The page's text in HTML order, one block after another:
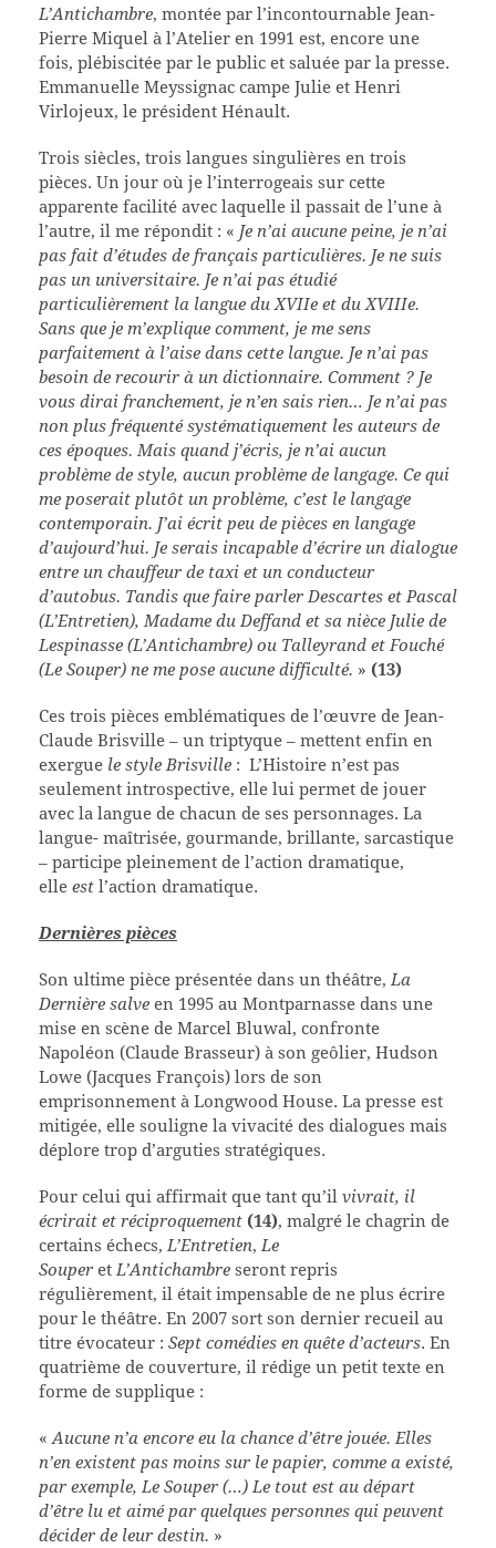
L’Antichambre, montée par l’incontournable Jean-
Pierre Miquel à l’Atelier en 1991 est, encore une
fois, plébiscitée par le public et saluée par la presse.
Emmanuelle Meyssignac campe Julie et Henri
Virlojeux, le président Hénault.
Trois siècles, trois langues singulières en trois
pièces. Un jour où je l’interrogeais sur cette
apparente facilité avec laquelle il passait de l’une à
l’autre, il me répondit : « Je n’ai aucune peine, je n’ai
pas fait d’études de français particulières. Je ne suis
pas un universitaire. Je n’ai pas étudié
particulièrement la langue du XVIIe et du XVIIIe.
Sans que je m’explique comment, je me sens
parfaitement à l’aise dans cette langue. Je n’ai pas
besoin de recourir à un dictionnaire. Comment ? Je
vous dirai franchement, je n’en sais rien… Je n’ai pas
non plus fréquenté systématiquement les auteurs de
ces époques. Mais quand j’écris, je n’ai aucun
problème de style, aucun problème de langage. Ce qui
me poserait plutôt un problème, c’est le langage
contemporain. J’ai écrit peu de pièces en langage
d’aujourd’hui. Je serais incapable d’écrire un dialogue
entre un chauffeur de taxi et un conducteur
d’autobus. Tandis que faire parler Descartes et Pascal
(L’Entretien), Madame du Deffand et sa nièce Julie de
Lespinasse (L’Antichambre) ou Talleyrand et Fouché
(Le Souper) ne me pose aucune difficulté. » (13)
Ces trois pièces emblématiques de l’œuvre de Jean-
Claude Brisville – un triptyque – mettent enfin en
exergue le style Brisville : L’Histoire n’est pas
seulement introspective, elle lui permet de jouer
avec la langue de chacun de ses personnages. La
langue- maîtrisée, gourmande, brillante, sarcastique
– participe pleinement de l’action dramatique,
elle est l’action dramatique.
Dernières pièces
Son ultime pièce présentée dans un théâtre, La
Dernière salve en 1995 au Montparnasse dans une
mise en scène de Marcel Bluwal, confronte
Napoléon (Claude Brasseur) à son geôlier, Hudson
Lowe (Jacques François) lors de son
emprisonnement à Longwood House. La presse est
mitigée, elle souligne la vivacité des dialogues mais
déplore trop d’arguties stratégiques.
Pour celui qui affirmait que tant qu’il vivrait, il
écrirait et réciproquement (14), malgré le chagrin de
certains échecs, L’Entretien, Le
Souper et L’Antichambre seront repris
régulièrement, il était impensable de ne plus écrire
pour le théâtre. En 2007 sort son dernier recueil au
titre évocateur : Sept comédies en quête d’acteurs. En
quatrième de couverture, il rédige un petit texte en
forme de supplique :
« Aucune n’a encore eu la chance d’être jouée. Elles
n’en existent pas moins sur le papier, comme a existé,
par exemple, Le Souper (…) Le tout est au départ
d’être lu et aimé par quelques personnes qui peuvent
décider de leur destin. »